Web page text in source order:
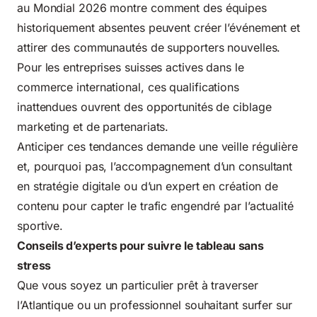
au Mondial 2026 montre comment des équipes
historiquement absentes peuvent créer l’événement et
attirer des communautés de supporters nouvelles.
Pour les entreprises suisses actives dans le
commerce international, ces qualifications
inattendues ouvrent des opportunités de ciblage
marketing et de partenariats.
Anticiper ces tendances demande une veille régulière
et, pourquoi pas, l’accompagnement d’un consultant
en stratégie digitale ou d’un expert en création de
contenu pour capter le trafic engendré par l’actualité
sportive.
Conseils d’experts pour suivre le tableau sans
stress
Que vous soyez un particulier prêt à traverser
l’Atlantique ou un professionnel souhaitant surfer sur